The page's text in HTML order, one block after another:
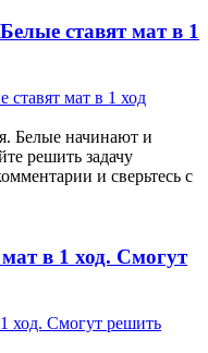
ставят мат в 1
Белые начинают и
решить задачу
и сверьтесь с
в 1 ход. Смогут